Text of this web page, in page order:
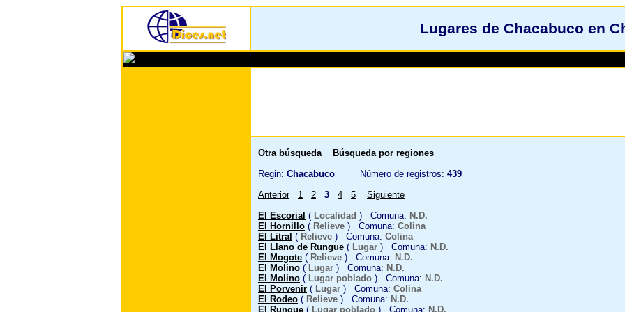
Lugares de Chacabuco en
Otra búsqueda
Búsqueda por regiones
Regin: Chacabuco Número de registros: 439
Anterior
1 2 3 4 5
Siguiente
El Escorial ( Localidad ) Comuna: N.D.
El Hornillo ( Relieve ) Comuna: Colina
El Litral ( Relieve ) Comuna: Colina
El Llano de Rungue ( Lugar ) Comuna: N.D.
El Mogote ( Relieve ) Comuna: N.D.
El Molino ( Lugar ) Comuna: N.D.
El Molino ( Lugar poblado ) Comuna: N.D.
El Porvenir ( Lugar ) Comuna: Colina
El Rodeo ( Relieve ) Comuna: N.D.
El Rungue ( Lugar poblado ) Comuna: N.D.